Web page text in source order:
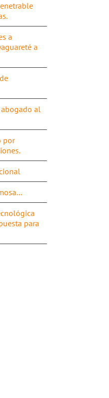
a
a
al
por
para